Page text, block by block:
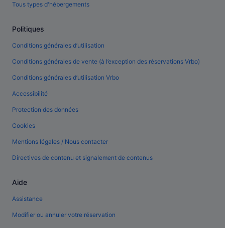
Tous types d'hébergements
Politiques
Conditions générales d’utilisation
Conditions générales de vente (à l’exception des réservations Vrbo)
Conditions générales d’utilisation Vrbo
Accessibilité
Protection des données
Cookies
Mentions légales / Nous contacter
Directives de contenu et signalement de contenus
Aide
Assistance
Modifier ou annuler votre réservation